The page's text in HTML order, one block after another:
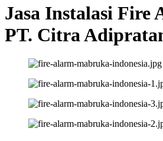
Jasa Instalasi Fire
PT. Citra